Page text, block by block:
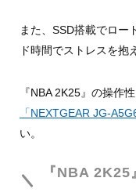
また、SSD搭載でロー
ド時間でストレスを抱
『NBA 2K25』の操作
「NEXTGEAR JG-
い。
『NBA